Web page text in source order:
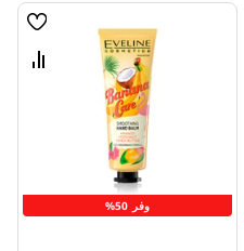
وفر 50%
قائمة
قارن